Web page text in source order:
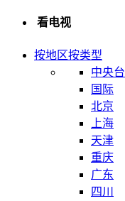
看电视
按地区按类型
中央台
国际
北京
上海
天津
重庆
广东
四川